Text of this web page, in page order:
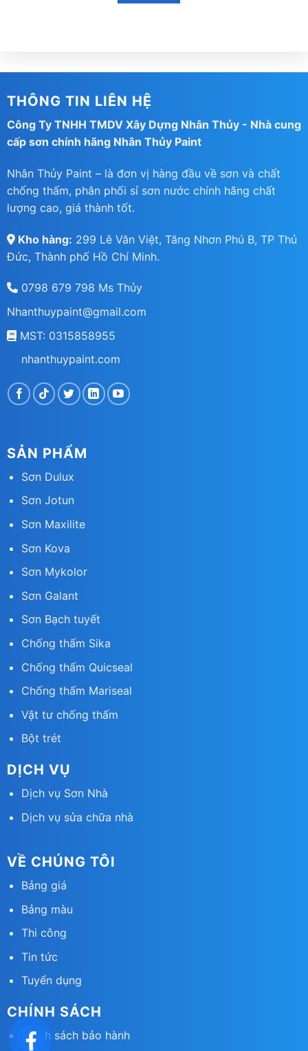
THÔNG TIN LIÊN HỆ
Công Ty TNHH TMDV Xây Dựng Nhân Thủy - Nhà cung
cấp sơn chính hãng Nhân Thủy Paint
Nhân Thủy Paint – là đơn vị hàng đầu về sơn và chất
chống thấm, phân phối sỉ sơn nước chính hãng chất
lượng cao, giá thành tốt.
Kho hàng: 299 Lê Văn Việt, Tăng Nhơn Phú B, TP Thủ
Đức, Thành phố Hồ Chí Minh.
0798 679 798 Ms Thủy
Nhanthuypaint@gmail.com
MST: 0315858955
nhanthuypaint.com
SẢN PHẨM
Sơn Dulux
Sơn Jotun
Sơn Maxilite
Sơn Kova
Sơn Mykolor
Sơn Galant
Sơn Bạch tuyết
Chống thấm Sika
Chống thấm Quicseal
Chống thấm Mariseal
Vật tư chống thấm
Bột trét
DỊCH VỤ
Dịch vụ Sơn Nhà
Dịch vụ sửa chữa nhà
VỀ CHÚNG TÔI
Bảng giá
Bảng màu
Thi công
Tin tức
Tuyển dụng
CHÍNH SÁCH
Chính sách bảo hành